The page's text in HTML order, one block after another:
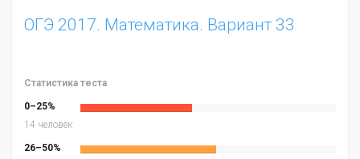
ОГЭ 2017. Математика. Вариант 33
Статистика теста
0–25%
14 человек
26–50%